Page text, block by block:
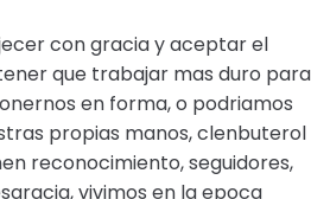
con gracia y aceptar el
que trabajar mas duro para
en forma, o podriamos
propias manos, clenbuterol
reconocimiento, seguidores,
vivimos en la epoca